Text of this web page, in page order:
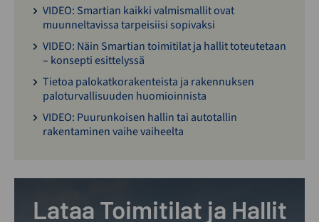
VIDEO: Smartian kaikki valmismallit ovat
muunneltavissa tarpeisiisi sopivaksi
VIDEO: Näin Smartian toimitilat ja hallit toteutetaan
– konsepti esittelyssä
Tietoa palokatkorakenteista ja rakennuksen
paloturvallisuuden huomioinnista
VIDEO: Puurunkoisen hallin tai autotallin
rakentaminen vaihe vaiheelta
Lataa Toimitilat ja Hallit